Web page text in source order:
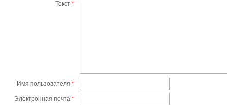
Текст *
Имя пользователя *
Электронная почта *